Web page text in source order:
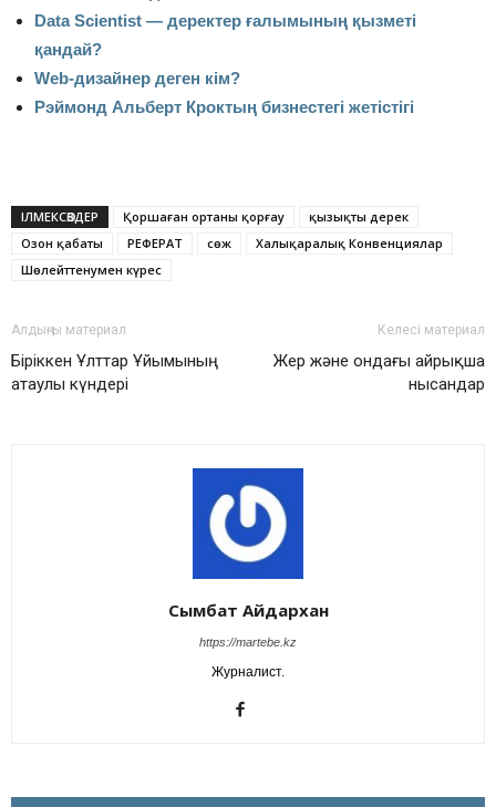
Data Scientist — деректер ғалымының қызметі
қандай?
Web-дизайнер деген кім?
Рэймонд Альберт Кроктың бизнестегі жетістігі
ІЛМЕКСӨЗДЕР Қоршаған ортаны қорғау
қызықты дерек
Озон қабаты
РЕФЕРАТ сөж
Халықаралық Конвенциялар
Шөлейттенумен күрес
Алдыңғы материал
Біріккен Ұлттар Ұйымының
атаулы күндері
Келесі материал
Жер және ондағы айрықша
нысандар
Сымбат Айдархан
https://martebe.kz
Журналист.